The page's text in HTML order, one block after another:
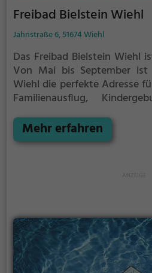
Freibad Bielstein Wiehl
Jahnstraße 6, 51674 Wiehl
Das Freibad Bielstein Wiehl
Von Mai bis September ist
Wiehl die perfekte Adresse
Familienausflug,
kommt jeder auf seine
kann die Freibadsaison im
Mehr erfahren